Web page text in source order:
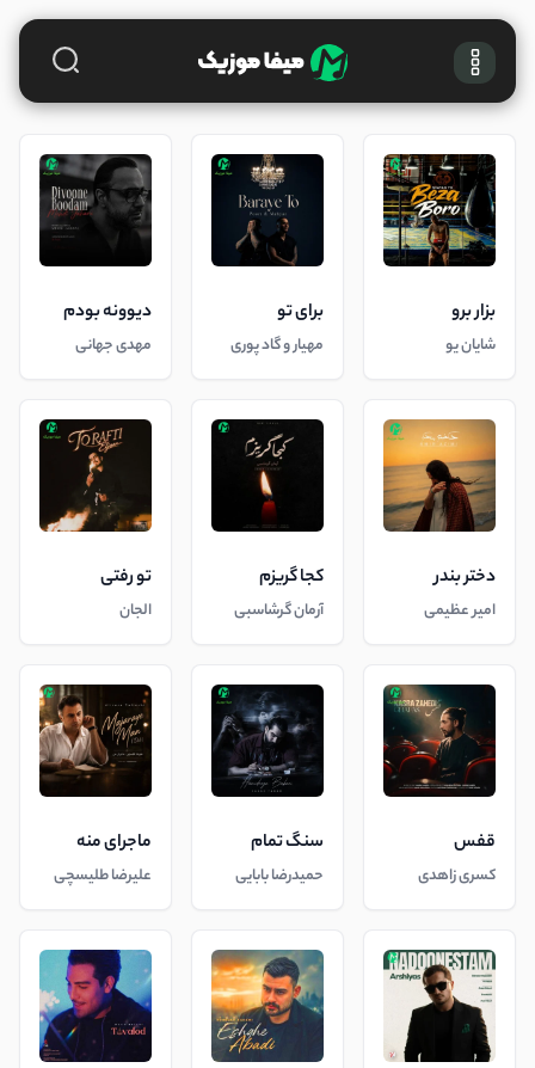
بزار برو
شایان یو
برای تو
مهیار و گاد پوری
دیوونه بودم
مهدی جهانی
دختر بندر
امیر عظیمی
کجا گریزم
آرمان گرشاسبی
تو رفتی
الجان
قفس
کسری زاهدی
سنگ تمام
حمیدرضا بابایی
ماجرای منه
علیرضا طلیسچی